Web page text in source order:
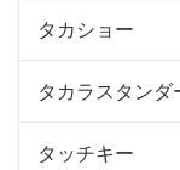
タカショー
タカラスタンダ
タッチキー